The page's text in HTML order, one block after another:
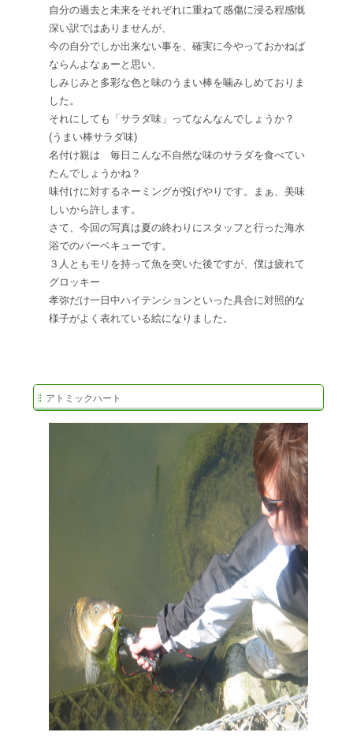
自分の過去と未来をそれぞれに重ねて感傷に浸る程感慨
深い訳ではありませんが、
今の自分でしか出来ない事を、確実に今やっておかねば
ならんよなぁーと思い、
しみじみと多彩な色と味のうまい棒を噛みしめておりま
した。
それにしても「サラダ味」ってなんなんでしょうか？
(うまい棒サラダ味)
名付け親は 毎日こんな不自然な味のサラダを食べてい
たんでしょうかね？
味付けに対するネーミングが投げやりです。まぁ、美味
しいから許します。
さて、今回の写真は夏の終わりにスタッフと行った海水
浴でのバーベキューです。
３人ともモリを持って魚を突いた後ですが、僕は疲れて
グロッキー
孝弥だけ一日中ハイテンションといった具合に対照的な
様子がよく表れている絵になりました。
アトミックハート